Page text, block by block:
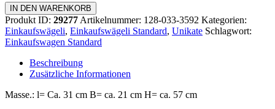
Einkaufswagen
Standard
Menge
IN DEN WARENKORB
Produkt ID: 29277 Artikelnummer: 128-033-3592 Kategorien:
Einkaufswägeli, Einkaufswägeli Standard, Unikate Schlagwort:
Einkaufswagen Standard
Beschreibung
Zusätzliche Informationen
Masse.: l= Ca. 31 cm B= ca. 21 cm H= ca. 57 cm